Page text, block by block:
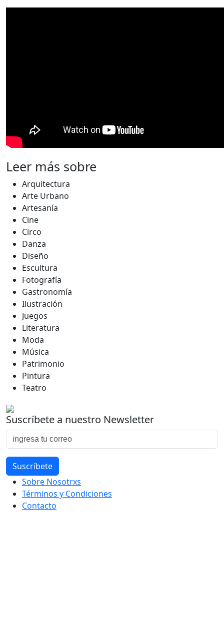
Leer más sobre
Arquitectura
Arte Urbano
Artesanía
Cine
Circo
Danza
Diseño
Escultura
Fotografía
Gastronomía
Ilustración
Juegos
Literatura
Moda
Música
Patrimonio
Pintura
Teatro
Suscríbete a nuestro Newsletter
Sobre Nosotrxs
Términos y Condiciones
Contacto